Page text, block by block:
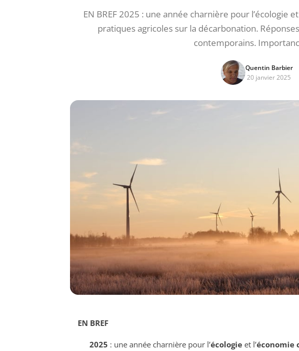
EN BREF 2025 : une année charnière pour l’écologie
pratiques agricoles sur la décarbonation.
contemporains.
Quentin Barbier
20 janvier 2025
EN BREF
2025 : une année charnière pour l’écologieet l’économie